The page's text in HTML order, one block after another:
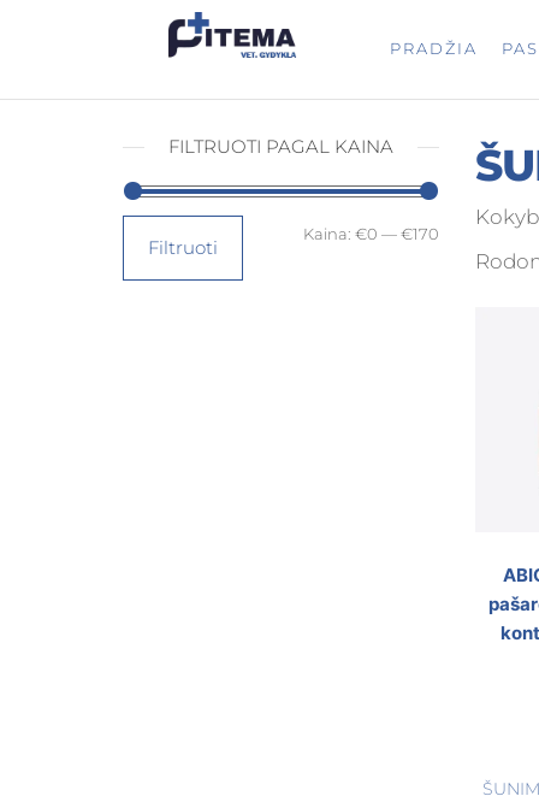
Veterinarijos
PRADŽIA
FILTRUOTI PAGAL KAINA
Filtruoti
Kaina: €0 —€170